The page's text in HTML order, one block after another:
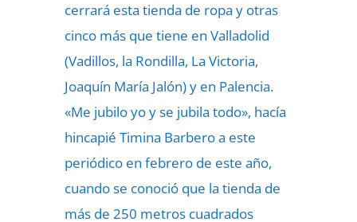
cerrará esta tienda de ropa y otras
cinco más que tiene en Valladolid
(Vadillos, la Rondilla, La Victoria,
Joaquín María Jalón) y en Palencia.
«Me jubilo yo y se jubila todo», hacía
hincapié Timina Barbero a este
periódico en febrero de este año,
cuando se conoció que la tienda de
más de 250 metros cuadrados